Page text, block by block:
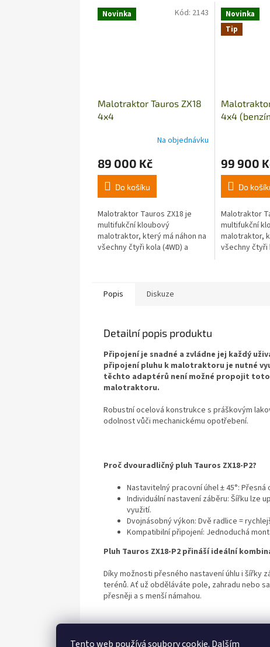
Tento web používá soubory cookie. Dalším
Novinka
Malotraktor Tauros ZX18
4x4
Na objednávku
89 000 Kč
Do košíku
Malotraktor Tauros ZX18 je
multifukční kloubový
malotraktor, který má náhon na
všechny čtyři kola (4WD) a
Kód: 2143
Novinka
Tip
4x4
99 900
Do
Malotraktor
multifukční
malotraktor,
všechny čtyři
Popis Diskuze
Detailní popis produktu
Připojení je snadné a zvládne jej každý
připojení pluhu k malotraktoru je nutné
těchto adaptérů není možné propojit
malotraktoru.
Robustní ocelová konstrukce s práškovým
odolnost vůči mechanickému opotřebení.
Proč dvouradličný pluh Tauros ZX18-P2?
Nastavitelný pracovní úhel ± 45°:
Individuální nastavení záběru: Šířku lze
využití.
Dvojnásobný výkon: Dvě radlice =
Kompatibilní připojení: Jednoduchá
Pluh Tauros ZX18-P2 přináší ideální
Díky možnosti přesného nastavení úhlu i šířky
terénů. Ať už obděláváte pole, zahradu nebo
přesněji a s menší námahou.
každou sezónu.